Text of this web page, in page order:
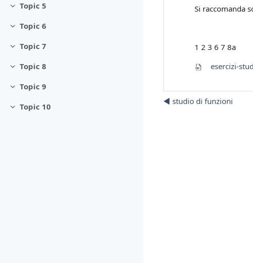
Minimizza
Topic 5
Minimizza
Topic 6
Minimizza
Topic 7
Minimizza
Topic 8
Minimizza
Topic 9
Minimizza
Topic 10
Si raccomanda
1 2 3 6 7 8a
esercizi-
◀︎ studio di funzioni